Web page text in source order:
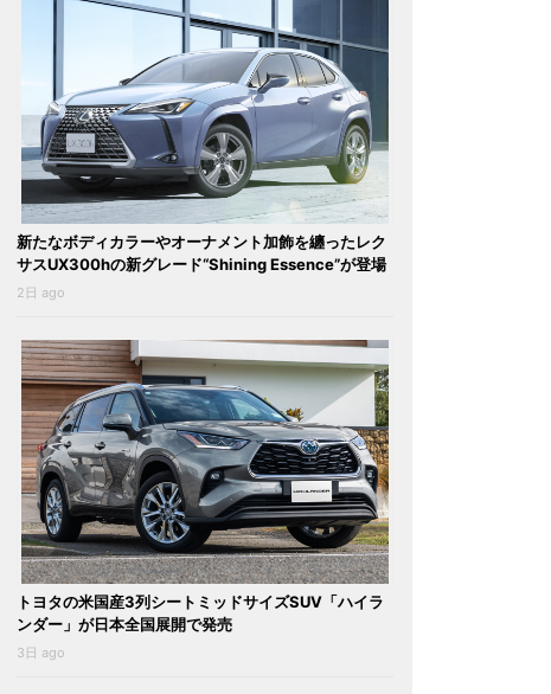
新たなボディカラーやオーナメント加飾を纏ったレク
サスUX300hの新グレード“Shining Essence”が登場
2日 ago
トヨタの米国産3列シートミッドサイズSUV「ハイラ
ンダー」が日本全国展開で発売
3日 ago